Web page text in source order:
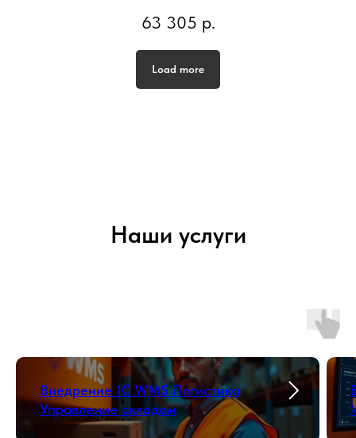
63 305 р.
Load more
Наши услуги
Внедрение 1С WMS Логистика
Управление складом